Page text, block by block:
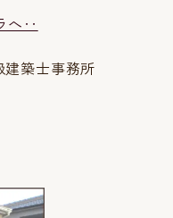
へ‥
築士事務所